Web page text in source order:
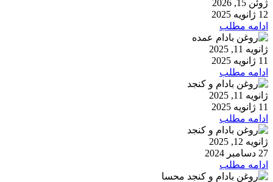
ژوئن 15, 2026
12 ژانویه 2025
ادامه مطلب
ژانویه 11, 2025
11 ژانویه 2025
ادامه مطلب
ژانویه 11, 2025
11 ژانویه 2025
ادامه مطلب
ژانویه 12, 2025
27 دسامبر 2024
ادامه مطلب